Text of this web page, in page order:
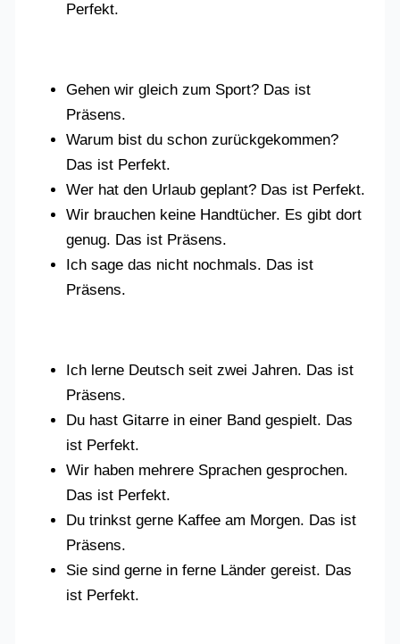
Perfekt.
Gehen wir gleich zum Sport? Das ist
Präsens.
Warum bist du schon zurückgekommen?
Das ist Perfekt.
Wer hat den Urlaub geplant? Das ist Perfekt.
Wir brauchen keine Handtücher. Es gibt dort
genug. Das ist Präsens.
Ich sage das nicht nochmals. Das ist
Präsens.
Ich lerne Deutsch seit zwei Jahren. Das ist
Präsens.
Du hast Gitarre in einer Band gespielt. Das
ist Perfekt.
Wir haben mehrere Sprachen gesprochen.
Das ist Perfekt.
Du trinkst gerne Kaffee am Morgen. Das ist
Präsens.
Sie sind gerne in ferne Länder gereist. Das
ist Perfekt.